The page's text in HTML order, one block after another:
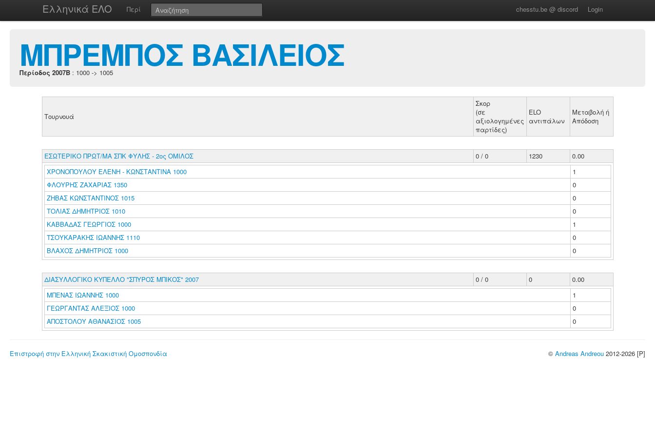
Ελληνικά ΕΛΟ Περί chesstu.be @ discord Login
ΜΠΡΕΜΠΟΣ ΒΑΣΙΛΕΙΟΣ
Περίοδος 2007B : 1000 -> 1005
Τουρνουά
Σκορ
(σε
αξιολογημένες
παρτίδες)
ELO
αντιπάλων
Μεταβολή ή
Απόδοση
ΕΣΩΤΕΡΙΚΟ ΠΡΩΤ/ΜΑ ΣΠΚ ΦΥΛΗΣ - 2ος ΟΜΙΛΟΣ 0 / 0 1230
0.00
ΧΡΟΝΟΠΟΥΛΟΥ ΕΛΕΝΗ - ΚΩΝΣΤΑΝΤΙΝΑ 1000
1
ΦΛΟΥΡΗΣ ΖΑΧΑΡΙΑΣ 1350
0
ΖΗΒΑΣ ΚΩΝΣΤΑΝΤΙΝΟΣ 1015
0
ΤΟΛΙΑΣ ΔΗΜΗΤΡΙΟΣ 1010
0
ΚΑΒΒΑΔΑΣ ΓΕΩΡΓΙΟΣ 1000
1
ΤΣΟΥΚΑΡΑΚΗΣ ΙΩΑΝΝΗΣ 1110
0
ΒΛΑΧΟΣ ΔΗΜΗΤΡΙΟΣ 1000
0
ΔΙΑΣΥΛΛΟΓΙΚΟ ΚΥΠΕΛΛΟ "ΣΠΥΡΟΣ ΜΠΙΚΟΣ" 2007 0 / 0 0
0.00
ΜΠΕΝΑΣ ΙΩΑΝΝΗΣ 1000
1
ΓΕΩΡΓΑΝΤΑΣ ΑΛΕΞΙΟΣ 1000
0
ΑΠΟΣΤΟΛΟΥ ΑΘΑΝΑΣΙΟΣ 1005
0
Επιστροφή στην Ελληνική Σκακιστική Ομοσπονδία © Andreas Andreou 2012-2026 [P]